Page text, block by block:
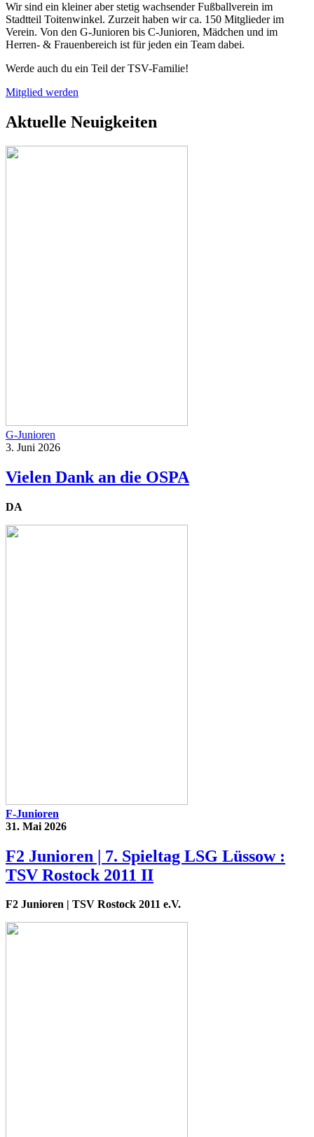
Wir sind ein kleiner aber stetig wachsender Fußballverein im
Stadtteil Toitenwinkel. Zurzeit haben wir ca. 150 Mitglieder im
Verein. Von den G-Junioren bis C-Junioren, Mädchen und im
Herren- & Frauenbereich ist für jeden ein Team dabei.
Werde auch du ein Teil der TSV-Familie!
Mitglied werden
Aktuelle Neuigkeiten
G-Junioren
3. Juni 2026
Vielen Dank an die OSPA
DA
F-Junioren
31. Mai 2026
F2 Junioren | 7. Spieltag LSG Lüssow :
TSV Rostock 2011 II
F2 Junioren | TSV Rostock 2011 e.V.